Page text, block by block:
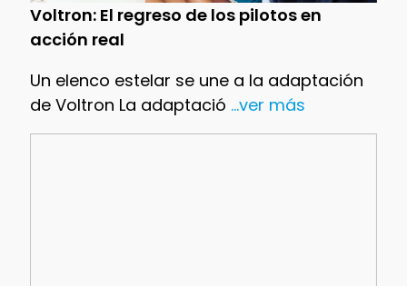
Voltron: El regreso de los pilotos en
acción real
Un elenco estelar se une a la adaptación
de Voltron La adaptació ...ver más